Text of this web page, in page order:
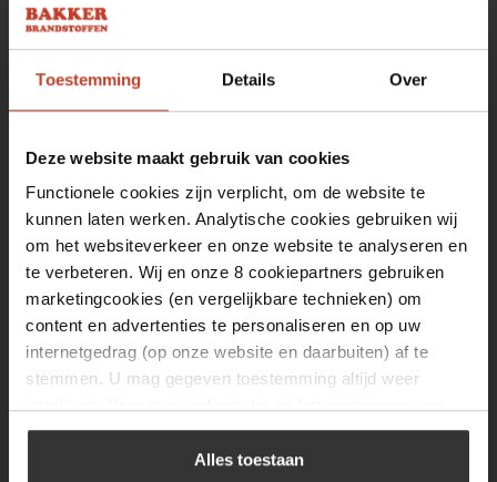
Toestemming Details Over
Deze website maakt gebruik van cookies
Functionele cookies zijn verplicht, om de website te
kunnen laten werken. Analytische cookies gebruiken wij
om het websiteverkeer en onze website te analyseren en
te verbeteren. Wij en onze 8 cookiepartners gebruiken
marketingcookies (en vergelijkbare technieken) om
content en advertenties te personaliseren en op uw
internetgedrag (op onze website en daarbuiten) af te
stemmen. U mag gegeven toestemming altijd weer
uw keuze op onze website verwijzen wij u naar ons
Alles toestaan
Maandag
13:00 tot 17:00
Dinsdag
08:00 tot 17:00
08:00 tot 17:00
Vrijdag
08:00 tot 17:00
Zaterdag
09:30 tot 12:00
Zondag
Gesloten
Navigatie
BBQ